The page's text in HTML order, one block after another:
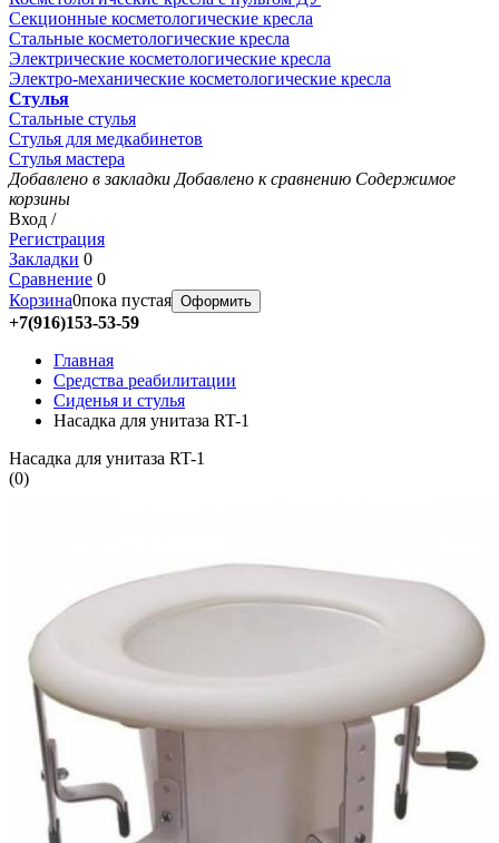
Секционные косметологические кресла
Стальные косметологические кресла
Электрические косметологические кресла
Электро-механические косметологические кресла
Стулья
Стальные стулья
Стулья для медкабинетов
Стулья мастера
Добавлено в закладки Добавлено к сравнению Содержимое
корзины
Вход /
Регистрация
Закладки 0
Сравнение 0
Корзина0пока пустая Оформить
+7(916)153-53-59
Главная
Средства реабилитации
Сиденья и стулья
Насадка для унитаза RT-1
Насадка для унитаза RT-1
(0)